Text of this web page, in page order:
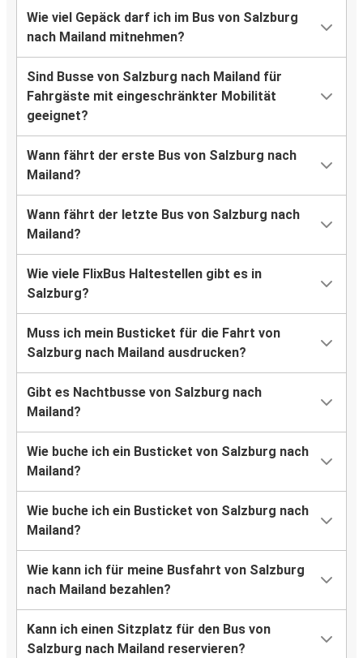
Wie viel Gepäck darf ich im Bus von Salzburg
nach Mailand mitnehmen?
Sind Busse von Salzburg nach Mailand für
Fahrgäste mit eingeschränkter Mobilität
geeignet?
Wann fährt der erste Bus von Salzburg nach
Mailand?
Wann fährt der letzte Bus von Salzburg nach
Mailand?
Wie viele FlixBus Haltestellen gibt es in
Salzburg?
Muss ich mein Busticket für die Fahrt von
Salzburg nach Mailand ausdrucken?
Gibt es Nachtbusse von Salzburg nach
Mailand?
Wie buche ich ein Busticket von Salzburg nach
Mailand?
Wie buche ich ein Busticket von Salzburg nach
Mailand?
Wie kann ich für meine Busfahrt von Salzburg
nach Mailand bezahlen?
Kann ich einen Sitzplatz für den Bus von
Salzburg nach Mailand reservieren?